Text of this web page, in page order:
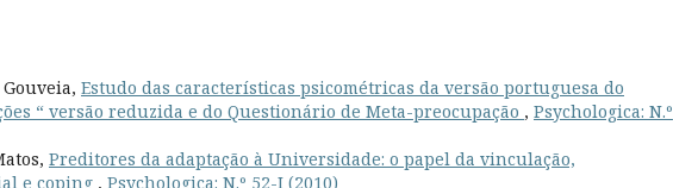
Estudo das características psicométricas da versão portuguesa do
“ versão reduzida e do Questionário de Meta-preocupação , Psychologica: N.º
Preditores da adaptação à Universidade: o papel da vinculação,
e coping , Psychologica: N.º 52-I (2010)